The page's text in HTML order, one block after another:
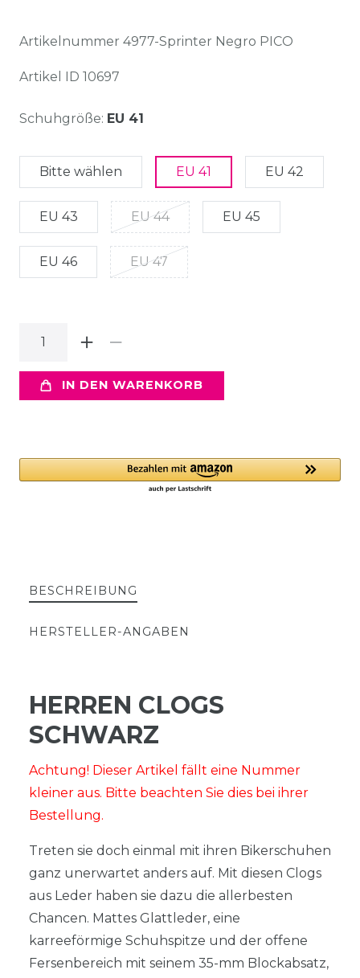
Artikelnummer 4977-Sprinter Negro PICO
Artikel ID 10697
Schuhgröße: EU 41
Bitte wählen EU 41 EU 42
EU 43 EU 44 EU 45
EU 46 EU 47
IN DEN WARENKORB
BESCHREIBUNG
HERSTELLER-ANGABEN
HERREN CLOGS
SCHWARZ
Achtung! Dieser Artikel fällt eine Nummer
kleiner aus. Bitte beachten Sie dies bei ihrer
Bestellung.
Treten sie doch einmal mit ihren Bikerschuhen
ganz unerwartet anders auf. Mit diesen Clogs
aus Leder haben sie dazu die allerbesten
Chancen. Mattes Glattleder, eine
karreeförmige Schuhspitze und der offene
Fersenbereich mit seinem 35-mm Blockabsatz,